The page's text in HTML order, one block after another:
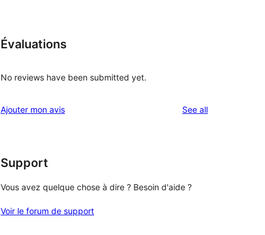
Évaluations
No reviews have been submitted yet.
Ajouter mon avis See allreviews
Support
Vous avez quelque chose à dire ? Besoin d'aide ?
Voir le forum de support